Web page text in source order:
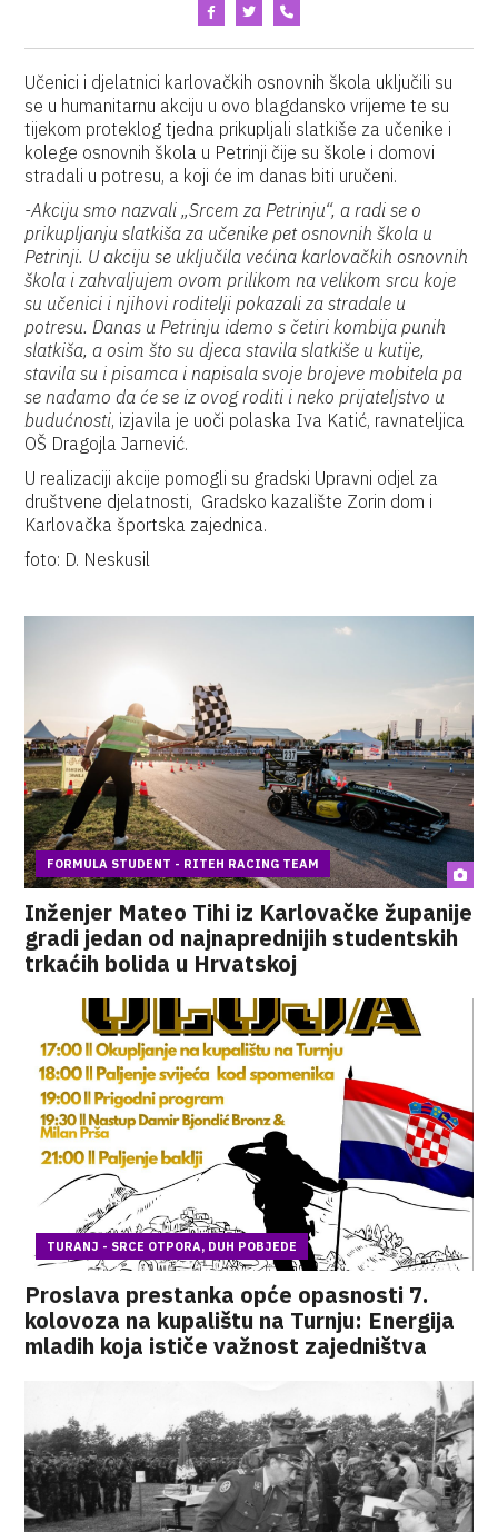
Učenici i djelatnici karlovačkih osnovnih škola uključili su
se u humanitarnu akciju u ovo blagdansko vrijeme te su
tijekom proteklog tjedna prikupljali slatkiše za učenike i
kolege osnovnih škola u Petrinji čije su škole i domovi
stradali u potresu, a koji će im danas biti uručeni.
-Akciju smo nazvali „Srcem za Petrinju“, a radi se o
prikupljanju slatkiša za učenike pet osnovnih škola u
Petrinji. U akciju se uključila većina karlovačkih osnovnih
škola i zahvaljujem ovom prilikom na velikom srcu koje
su učenici i njihovi roditelji pokazali za stradale u
potresu. Danas u Petrinju idemo s četiri kombija punih
slatkiša, a osim što su djeca stavila slatkiše u kutije,
stavila su i pisamca i napisala svoje brojeve mobitela pa
se nadamo da će se iz ovog roditi i neko prijateljstvo u
budućnosti, izjavila je uoči polaska Iva Katić, ravnateljica
OŠ Dragojla Jarnević.
U realizaciji akcije pomogli su gradski Upravni odjel za
društvene djelatnosti, Gradsko kazalište Zorin dom i
Karlovačka športska zajednica.
foto: D. Neskusil
FORMULA STUDENT - RITEH RACING TEAM
Inženjer Mateo Tihi iz Karlovačke županije
gradi jedan od najnaprednijih studentskih
trkaćih bolida u Hrvatskoj
TURANJ - SRCE OTPORA, DUH POBJEDE
Proslava prestanka opće opasnosti 7.
kolovoza na kupalištu na Turnju: Energija
mladih koja ističe važnost zajedništva